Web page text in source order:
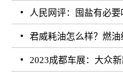
人民网评：囤盐有必要
君威耗油怎么样？燃
2023成都车展：大众